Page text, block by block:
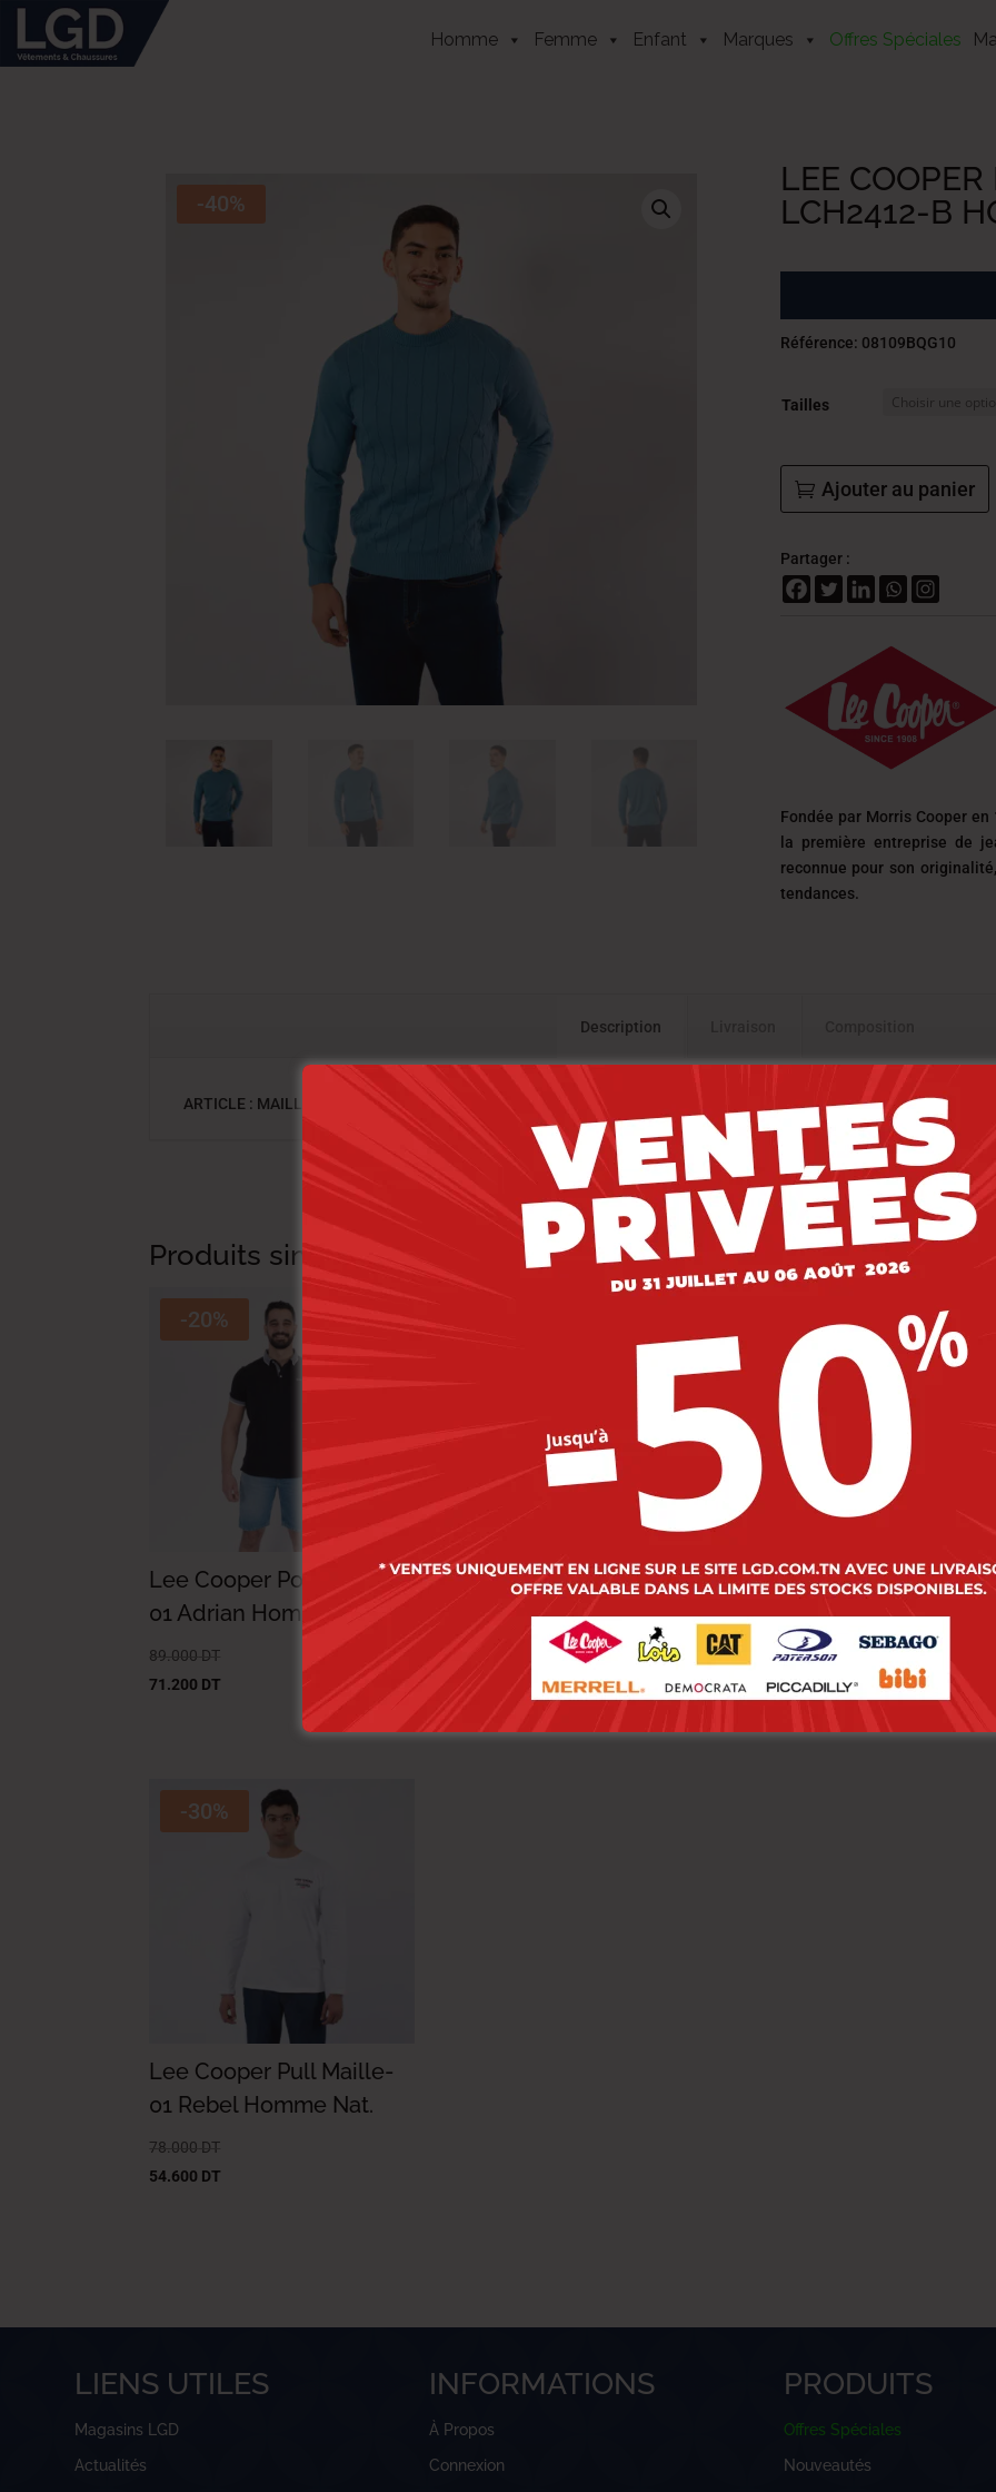
Homme Femme Enfant Marques Offres Spéciales
-40%
LEE
LCH2412-B
Référence: 08109BQG10
Tailles
Ajouter au panier
Partager :
Fondée par Morris Cooper en
la première entreprise de
reconnue pour son
tendances.
Description
ARTICLE : MAILLE-09 LCH2412-B HOM NAT – PULL BLEU – MAILLE LOURDE HOM
Produits similaires
-20%
Lee Cooper Polo Maille-
01 Adrian Homme-Tx Nat.
89.000 DT
71.200 DT
Lee Cooper Polo Maille-
02 Noir-2 Area Homme
Nat.
-20%
Lee Cooper Polo
05 Adrian Homme-Tx
Nat.
89.000DT
-30%
Lee Cooper Pull Maille-
01 Rebel Homme Nat.
78.000 DT
54.600 DT
LIENS UTILES
Magasins LGD
Actualités
INFORMATIONS
À Propos
Connexion
PRODUITS
Offres Spéciales
Nouveautés